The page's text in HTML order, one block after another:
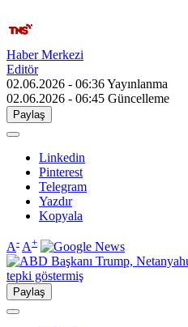
Haber Merkezi
Editör
02.06.2026 - 06:36Yayınlanma
02.06.2026 - 06:45 Güncelleme
Paylaş
Linkedin
Pinterest
Telegram
Yazdır
Kopyala
A- A+
Paylaş